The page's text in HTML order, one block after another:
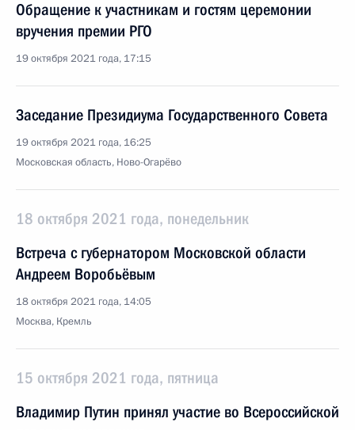
Обращение к участникам и гостям церемонии
вручения премии РГО
19 октября 2021 года, 17:15
Заседание Президиума Государственного Совета
19 октября 2021 года, 16:25
Московская область, Ново-Огарёво
18 октября 2021 года, понедельник
Встреча с губернатором Московской области
Андреем Воробьёвым
18 октября 2021 года, 14:05
Москва, Кремль
15 октября 2021 года, пятница
Владимир Путин принял участие во Всероссийской